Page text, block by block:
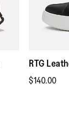
RTG
$140.00